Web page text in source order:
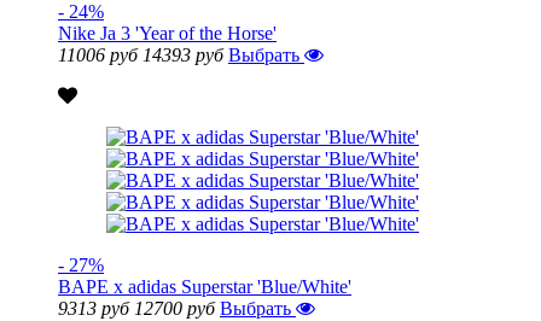
- 24%
Nike Ja 3 'Year of the Horse'
11006 руб 14393 руб Выбрать
- 27%
BAPE x adidas Superstar 'Blue/White'
9313 руб 12700 руб Выбрать